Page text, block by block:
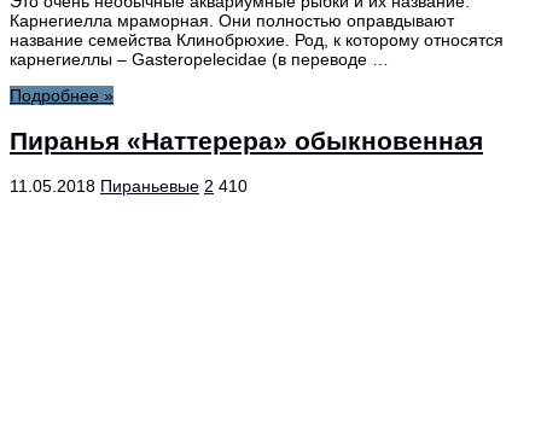
Карнегиелла мраморная. Они полностью оправдывают
название семейства Клинобрюхие. Род, к которому относятся
карнегиеллы – Gasteropelecidae (в переводе …
Подробнее »
Пиранья «Наттерера» обыкновенная
11.05.2018 Пираньевые 2 410